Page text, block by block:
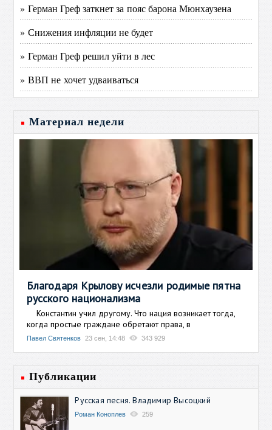
» Герман Греф заткнет за пояс барона Мюнхаузена
» Снижения инфляции не будет
» Герман Греф решил уйти в лес
» ВВП не хочет удваиваться
Материал недели
Благодаря Крылову исчезли родимые пятна
русского национализма
Константин учил другому. Что нация возникает тогда,
когда простые граждане обретают права, в
Павел Святенков 23 сен, 14:48 343 929
Публикации
Русская песня. Владимир Высоцкий
Роман Коноплев 259